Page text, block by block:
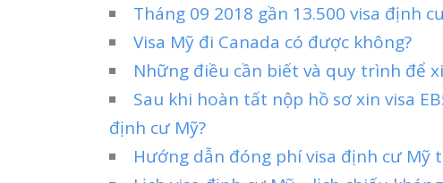
Tháng 09 2018 gần 13.500 visa định
Visa Mỹ đi Canada có được không?
Những điều cần biết và quy trình để
Sau khi hoàn tất nộp hồ sơ xin visa
định cư Mỹ?
Hướng dẫn đóng phí visa định cư Mỹ